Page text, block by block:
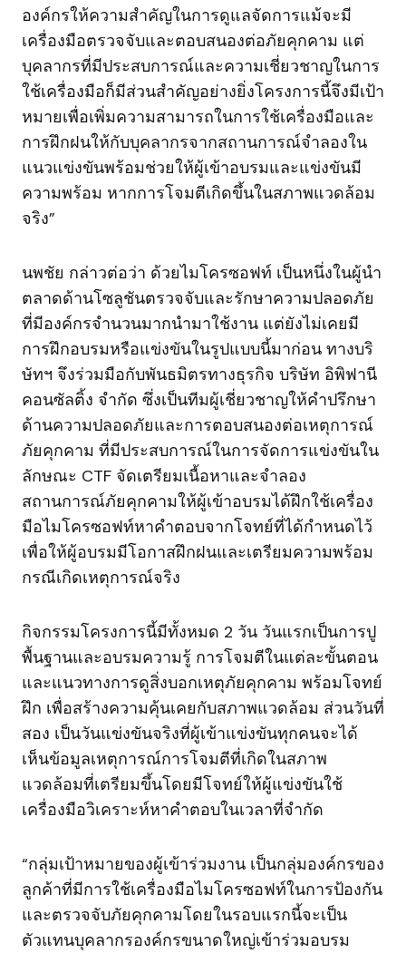
องค์กรให้ความสำคัญในการดูแลจัดการแม้จะมี
เครื่องมือตรวจจับและตอบสนองต่อภัยคุกคาม แต่
บุคลากรที่มีประสบการณ์และความเชี่ยวชาญในการ
ใช้เครื่องมือก็มีส่วนสำคัญอย่างยิ่งโครงการนี้จึงมีเป้า
หมายเพื่อเพิ่มความสามารถในการใช้เครื่องมือและ
การฝึกฝนให้กับบุคลากรจากสถานการณ์จำลองใน
แนวแข่งขันพร้อมช่วยให้ผู้เข้าอบรมและแข่งขันมี
ความพร้อม หากการโจมตีเกิดขึ้นในสภาพแวดล้อม
จริง”
นพชัย กล่าวต่อว่า ด้วยไมโครซอฟท์ เป็นหนึ่งในผู้นำ
ตลาดด้านโซลูชันตรวจจับและรักษาความปลอดภัย
ที่มีองค์กรจำนวนมากนำมาใช้งาน แต่ยังไม่เคยมี
การฝึกอบรมหรือแข่งขันในรูปแบบนี้มาก่อน ทางบริ
ษัทฯ จึงร่วมมือกับพันธมิตรทางธุรกิจ บริษัท อิพิฟานี
คอนซัลติ้ง จำกัด ซึ่งเป็นทีมผู้เชี่ยวชาญให้คำปรึกษา
ด้านความปลอดภัยและการตอบสนองต่อเหตุการณ์
ภัยคุกคาม ที่มีประสบการณ์ในการจัดการแข่งขันใน
ลักษณะ CTF จัดเตรียมเนื้อหาและจำลอง
สถานการณ์ภัยคุกคามให้ผู้เข้าอบรมได้ฝึกใช้เครื่อง
มือไมโครซอฟท์หาคำตอบจากโจทย์ที่ได้กำหนดไว้
เพื่อให้ผู้อบรมมีโอกาสฝึกฝนและเตรียมความพร้อม
กรณีเกิดเหตุการณ์จริง
กิจกรรมโครงการนี้มีทั้งหมด 2 วัน วันแรกเป็นการปู
พื้นฐานและอบรมความรู้ การโจมตีในแต่ละขั้นตอน
และแนวทางการดูสิ่งบอกเหตุภัยคุกคาม พร้อมโจทย์
ฝึก เพื่อสร้างความคุ้นเคยกับสภาพแวดล้อม ส่วนวันที่
สอง เป็นวันแข่งขันจริงที่ผู้เข้าแข่งขันทุกคนจะได้
เห็นข้อมูลเหตุการณ์การโจมตีที่เกิดในสภาพ
แวดล้อมที่เตรียมขึ้นโดยมีโจทย์ให้ผู้แข่งขันใช้
เครื่องมือวิเคราะห์หาคำตอบในเวลาที่จำกัด
“กลุ่มเป้าหมายของผู้เข้าร่วมงาน เป็นกลุ่มองค์กรของ
ลูกค้าที่มีการใช้เครื่องมือไมโครซอฟท์ในการป้องกัน
และตรวจจับภัยคุกคามโดยในรอบแรกนี้จะเป็น
ตัวแทนบุคลากรองค์กรขนาดใหญ่เข้าร่วมอบรม